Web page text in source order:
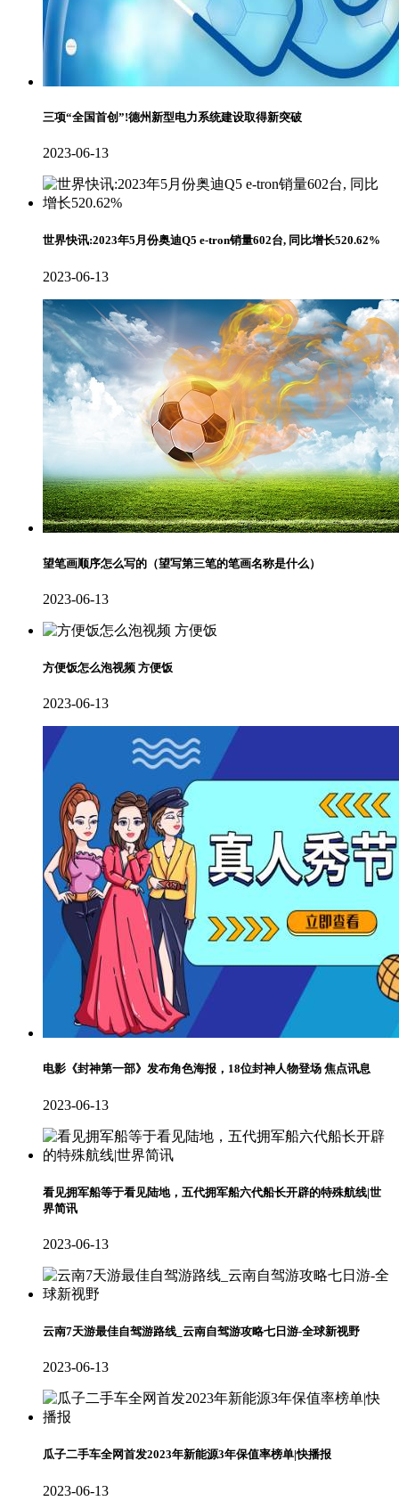
三项“全国首创”!德州新型电力系统建设取得新突破
2023-06-13
世界快讯:2023年5月份奥迪Q5 e-tron销量602台, 同比增长520.62%
2023-06-13
望笔画顺序怎么写的（望写第三笔的笔画名称是什么）
2023-06-13
方便饭怎么泡视频 方便饭
2023-06-13
电影《封神第一部》发布角色海报，18位封神人物登场 焦点讯息
2023-06-13
看见拥军船等于看见陆地，五代拥军船六代船长开辟的特殊航线|世
界简讯
2023-06-13
云南7天游最佳自驾游路线_云南自驾游攻略七日游-全球新视野
2023-06-13
瓜子二手车全网首发2023年新能源3年保值率榜单|快播报
2023-06-13